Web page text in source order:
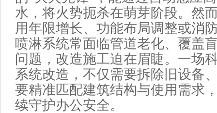
水，将火势扼杀在萌芽阶段。然
用年限增长、功能布局调整或消
喷淋系统常面临管道老化、覆盖
问题，改造施工迫在眉睫。一场
系统改造，不仅需要拆除旧设备
要精准匹配建筑结构与使用需求
续守护办公安全。